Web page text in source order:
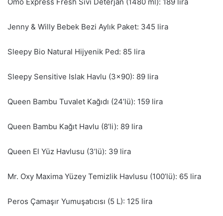
Jenny & Willy Bebek Bezi Aylık Paket: 345 lira
Sleepy Bio Natural Hijyenik Ped: 85 lira
Sleepy Sensitive Islak Havlu (3×90): 89 lira
Queen Bambu Tuvalet Kağıdı (24’lü): 159 lira
Queen Bambu Kağıt Havlu (8’li): 89 lira
Queen El Yüz Havlusu (3’lü): 39 lira
Mr. Oxy Maxima Yüzey Temizlik Havlusu (100’lü): 65 lira
Peros Çamaşır Yumuşatıcısı (5 L): 125 lira